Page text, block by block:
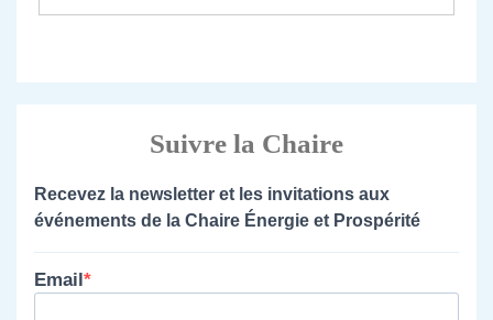
Suivre la Chaire
Recevez la newsletter et les invitations aux
événements de la Chaire Énergie et Prospérité
Email